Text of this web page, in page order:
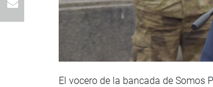
El vocero de la bancada de Somos